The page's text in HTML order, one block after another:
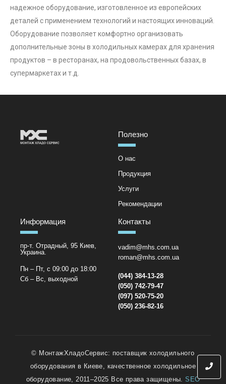
надежное оборудование, изготовленное из европейских
деталей с применением технологий и настоящих инноваций.
Оборудование позволяет комфортно организовать
дополнительные зоны в холодильных камерах для хранения
продуктов – в ресторанах, на продовольственных базах, в
супермаркетах и т.д.
Полезно
О нас
Продукция
Услуги
Рекомендации
Информация
пр-т. Отрадный, 95 Киев,
Украина.
Пн – Пт, с 09:00 до 18:00
Сб – Вс, выходной
Контакты
vadim@mhs.com.ua
roman@mhs.com.ua
(044) 384-13-28
(050) 742-79-47
(097) 520-75-20
(050) 236-82-16
© МонтажХладоСервис: поставщик холодильного
оборудования в Киеве, качественное холодильное
оборудование, 2011–2025 Все права защищены.SEO